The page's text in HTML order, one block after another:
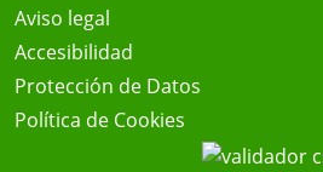
Aviso legal
Accesibilidad
Protección de Datos
Política de Cookies